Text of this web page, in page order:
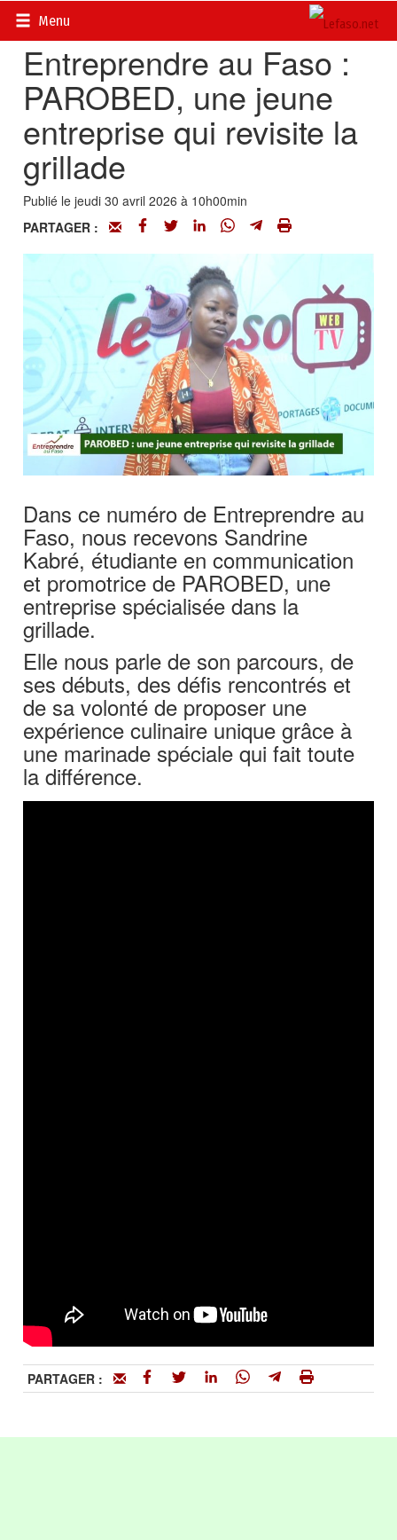
Menu
Accueil>
Entreprendre au Faso :
PAROBED, une jeune
entreprise qui revisite la
grillade
Publié le jeudi 30 avril 2026 à 10h00min
PARTAGER :
Dans ce numéro de Entreprendre au
Faso, nous recevons Sandrine
Kabré, étudiante en communication
et promotrice de PAROBED, une
entreprise spécialisée dans la
grillade.
Elle nous parle de son parcours, de
ses débuts, des défis rencontrés et
de sa volonté de proposer une
expérience culinaire unique grâce à
une marinade spéciale qui fait toute
la différence.
PARTAGER :